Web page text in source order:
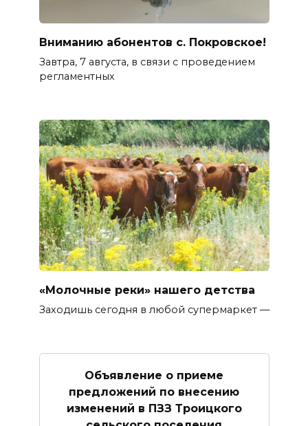
Вниманию абонентов с. Покровское!
Завтра, 7 августа, в связи с проведением
регламентных
«Молочные реки» нашего детства
Заходишь сегодня в любой супермаркет —
Объявление о приеме
предложений по внесению
изменений в ПЗЗ Троицкого